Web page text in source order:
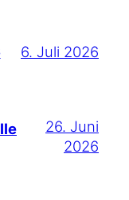
6. Juli 2026
26. Juni
2026